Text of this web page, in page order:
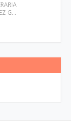
G…